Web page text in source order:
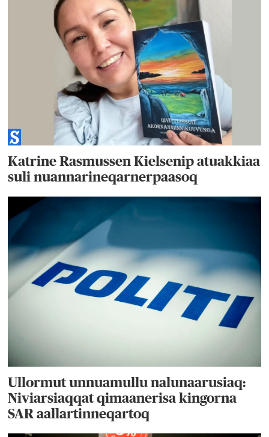
Katrine Rasmussen Kielsenip atuakkiaa
suli nuannarineqarnerpaasoq
Ullormut unnuamullu nalunaarusiaq:
Niviarsiaqqat qimaanerisa kingorna
SAR aallartinneqartoq